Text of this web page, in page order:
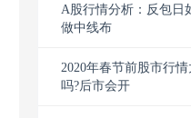
A股行情分析：反包日
做中线布
2020年春节前股市行
吗?后市会开